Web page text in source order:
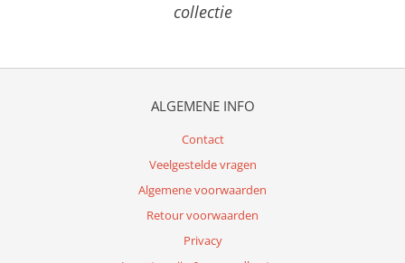
collectie
ALGEMENE INFO
Contact
Veelgestelde vragen
Algemene voorwaarden
Retour voorwaarden
Privacy